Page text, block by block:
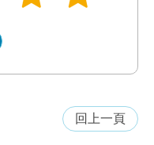
回上一頁